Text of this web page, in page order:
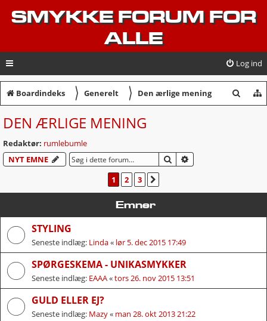
SMYKKE FORUM FOR
ALLE
Log ind
Boardindeks 〉 Generelt 〉 Den ærlige mening
DEN ÆRLIGE MENING
Redaktør: rumlebumle
NYT EMNE
SØG
1
2 3
Emner
STYLING
Seneste indlæg: Linda« lør 5. dec 2015 17:49
SPØRGESKEMA - UNIKASMYKKER
Seneste indlæg: EAAA«tors 26. nov 2015 13:51
GULD ELLER EJ?
Seneste indlæg: Mazy« man 28. okt 2013 21:22